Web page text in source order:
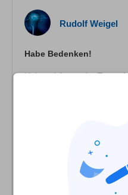
Rudolf Weigel
Habe Bedenken!
Habe mich vor vier Tagen
dreimal gebeten mir eine
bekanntzugeben. Seit
vergangen ohne eine
Kontaktformular ist eine